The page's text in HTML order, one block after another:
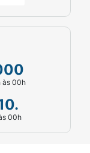
e
às 00h
00h